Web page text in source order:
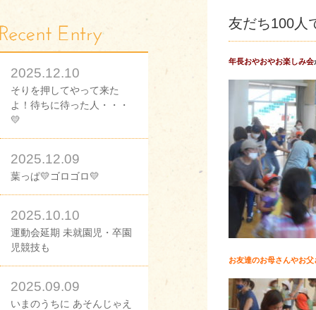
2025.12.10
そりを押してやって来た
よ！待ちに待った人・・・
💛
2025.12.09
葉っぱ💛ゴロゴロ💛
2025.10.10
運動会延期 未就園児・卒園
児競技も
2025.09.09
いまのうちに あそんじゃえ
友だち100人
年長おやおやお楽しみ会
お友達のお母さんやお